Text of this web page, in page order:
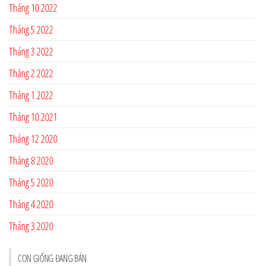
Tháng 10 2022
Tháng 5 2022
Tháng 3 2022
Tháng 2 2022
Tháng 1 2022
Tháng 10 2021
Tháng 12 2020
Tháng 8 2020
Tháng 5 2020
Tháng 4 2020
Tháng 3 2020
CON GIỐNG ĐANG BÁN